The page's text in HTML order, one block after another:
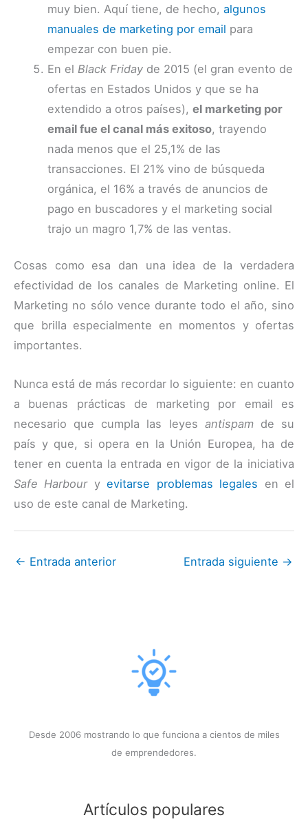
muy bien. Aquí tiene, de hecho,algunos
manuales de marketing por email para
empezar con buen pie.
En el Black Friday de 2015 (el gran evento de
ofertas en Estados Unidos y que se ha
extendido a otros países),el marketing por
email fue el canal más exitoso, trayendo
nada menos que el 25,1% de las
transacciones. El 21% vino de búsqueda
orgánica, el 16% a través de anuncios de
pago en buscadores y el marketing social
trajo un magro 1,7% de las ventas.
Cosas como esa dan una idea de la verdadera
efectividad de los canales de Marketing online. El
Marketing no sólo vence durante todo el año, sino
que brilla especialmente en momentos y ofertas
importantes.
Nunca está de más recordar lo siguiente: en cuanto
a buenas prácticas de marketing por email es
necesario que cumpla las leyes antispamde su
país y que, si opera en la Unión Europea, ha de
tener en cuenta la entrada en vigor de la iniciativa
Safe Harbouryevitarse problemas legales en el
uso de este canal de Marketing.
← Entrada anterior Entrada siguiente →
Desde 2006 mostrando lo que funciona a cientos de miles
de emprendedores.
Artículos populares